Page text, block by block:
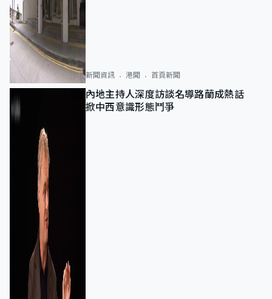
新聞資訊 港聞 首頁新聞
內地主持人深度訪談名導路蘭成熱話
掀中西意識形態鬥爭